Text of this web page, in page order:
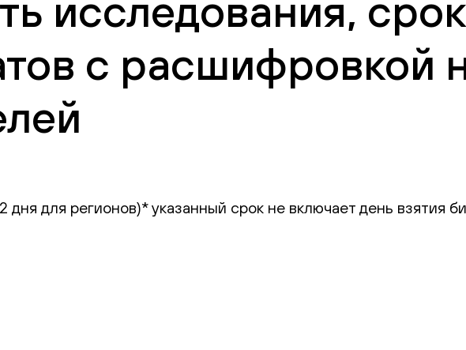
исследования,
с расшифровкой
дня для регионов)*указанный срок не включает день взятия